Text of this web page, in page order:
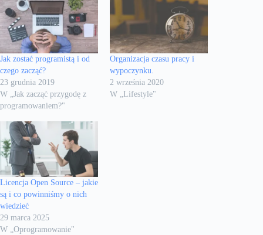
Jak zostać programistą i od
czego zacząć?
23 grudnia 2019
W „Jak zacząć przygodę z
programowaniem?"
Organizacja czasu pracy i
wypoczynku.
2 września 2020
W „Lifestyle"
Licencja Open Source – jakie
są i co powinniśmy o nich
wiedzieć
29 marca 2025
W „Oprogramowanie"